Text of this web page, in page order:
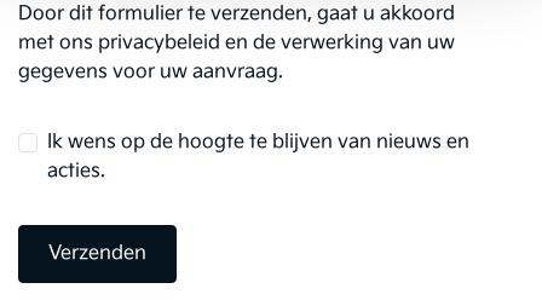
Door dit formulier te verzenden, gaat u akkoord
met ons privacybeleid en de verwerking van uw
gegevens voor uw aanvraag.
Ik wens op de hoogte te blijven van nieuws en
acties.
Verzenden